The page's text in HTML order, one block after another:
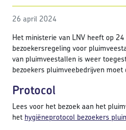
26 april 2024
Het ministerie van LNV heeft op
bezoekersregeling voor
van pluimveestallen is weer
bezoekers pluimveebedrijven
Protocol
Lees voor het bezoek aan het
het hygiëneprotocol bezoekers